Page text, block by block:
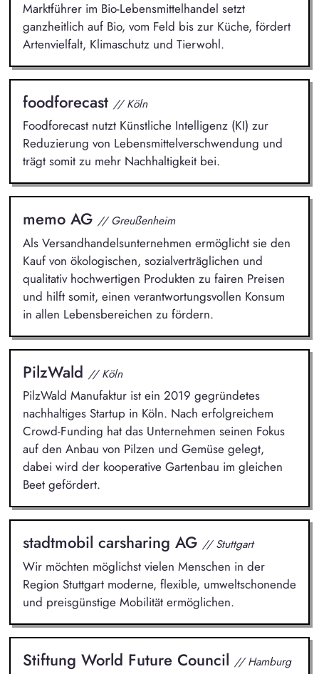
Marktführer im Bio-Lebensmittelhandel setzt
ganzheitlich auf Bio, vom Feld bis zur Küche, fördert
Artenvielfalt, Klimaschutz und Tierwohl.
foodforecast // Köln
Foodforecast nutzt Künstliche Intelligenz (KI) zur
Reduzierung von Lebensmittelverschwendung und
trägt somit zu mehr Nachhaltigkeit bei.
memo AG // Greußenheim
Als Versandhandelsunternehmen ermöglicht sie den
Kauf von ökologischen, sozialverträglichen und
qualitativ hochwertigen Produkten zu fairen Preisen
und hilft somit, einen verantwortungsvollen Konsum
in allen Lebensbereichen zu fördern.
PilzWald // Köln
PilzWald Manufaktur ist ein 2019 gegründetes
nachhaltiges Startup in Köln. Nach erfolgreichem
Crowd-Funding hat das Unternehmen seinen Fokus
auf den Anbau von Pilzen und Gemüse gelegt,
dabei wird der kooperative Gartenbau im gleichen
Beet gefördert.
stadtmobil carsharing AG // Stuttgart
Wir möchten möglichst vielen Menschen in der
Region Stuttgart moderne, flexible, umweltschonende
und preisgünstige Mobilität ermöglichen.
Stiftung World Future Council // Hamburg